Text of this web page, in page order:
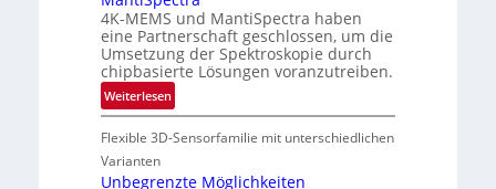
n
L
u
f
t
-
u
n
d
A
-
R
e
g
n
4K-MEMS und MantiSpectra haben
eine Partnerschaft geschlossen, um die
Umsetzung der Spektroskopie durch
chipbasierte Lösungen voranzutreiben.
Weiterlesen:
P
a
t
Flexible 3D-Sensorfamilie mit unterschiedlichen
Varianten
Unbegrenzte Möglichkeiten